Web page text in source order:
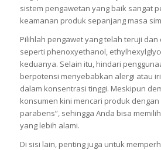
sistem pengawetan yang baik sangat
keamanan produk sepanjang masa
Pilihlah pengawet yang telah teruji dan
seperti phenoxyethanol,
keduanya. Selain itu, hindari
berpotensi menyebabkan alergi atau
dalam konsentrasi tinggi. Meskipun
konsumen kini mencari produk
parabens”, sehingga Anda bisa
yang lebih alami.
Di sisi lain, penting juga untuk